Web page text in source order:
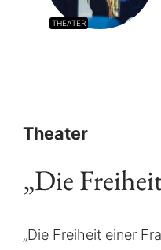
THEATER
Theater
„Die
„Die Freiheit einer